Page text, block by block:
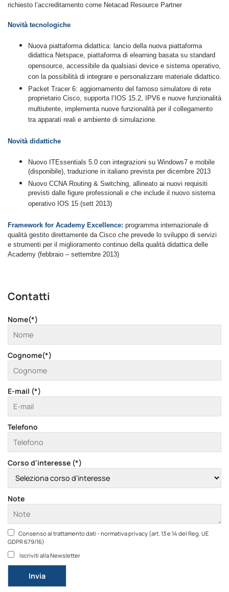
richiesto l’accreditamento come Netacad Resource Partner
Novità tecnologiche
Nuova piattaforma didattica: lancio della nuova piattaforma
didattica Netspace, piattaforma di elearning basata su standard
opensource, accessibile da qualsiasi device e sistema operativo,
con la possibilità di integrare e personalizzare materiale didattico.
Packet Tracer 6: aggiornamento del famoso simulatore di rete
proprietario Cisco, supporta l’IOS 15.2, IPV6 e nuove funzionalità
multiutente, implementa nuove funzionalità per il collegamento
tra apparati reali e ambiente di simulazione.
Novità didattiche
Nuovo ITEssentials 5.0 con integrazioni su Windows7 e mobile
(disponibile), traduzione in italiano prevista per dicembre 2013
Nuovo CCNA Routing & Switching, allineato ai nuovi requisiti
previsti dalle figure professionali e che include il nuovo sistema
operativo IOS 15 (sett 2013)
Framework for Academy Excellence: programma internazionale di
qualità gestito direttamente da Cisco che prevede lo sviluppo di servizi
e strumenti per il miglioramento continuo della qualità didattica delle
Academy (febbraio – settembre 2013)
Contatti
Nome(*)
Cognome(*)
E-mail (*)
Telefono
Corso d'interesse (*)
Note
Consenso al trattamento dati - normativa privacy (art. 13 e 14 del Reg. UE
GDPR 679/16)
Iscriviti alla Newsletter
Si prega di lasciare vuoto questo campo.